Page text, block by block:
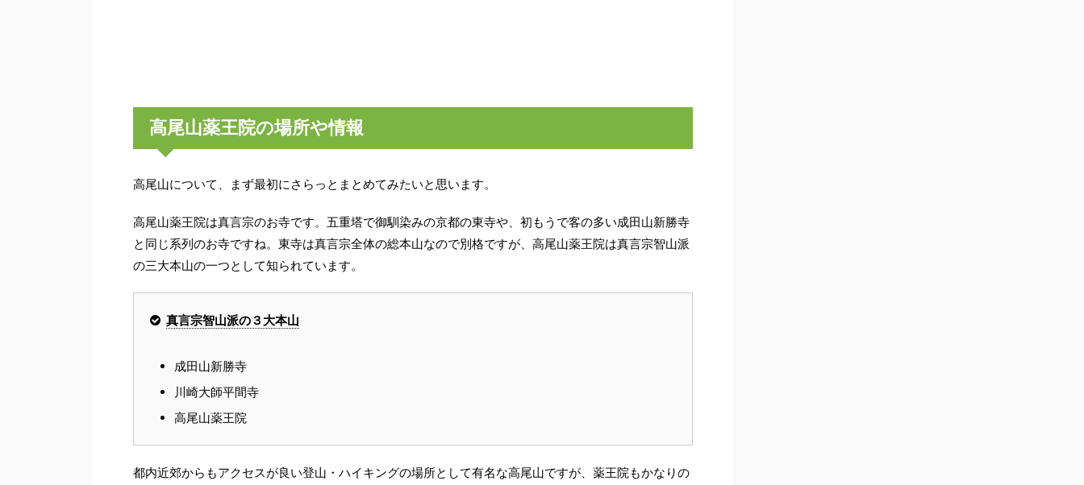
高尾山薬王院の場所や情報
高尾山について、まず最初にさらっとまとめてみたいと思います。
高尾山薬王院は真言宗のお寺です。五重塔で御馴染みの京都の東寺や、初もうで客の多い成田山新勝寺
と同じ系列のお寺ですね。東寺は真言宗全体の総本山なので別格ですが、高尾山薬王院は真言宗智山派
の三大本山の一つとして知られています。
真言宗智山派の３大本山
成田山新勝寺
川崎大師平間寺
高尾山薬王院
都内近郊からもアクセスが良い登山・ハイキングの場所として有名な高尾山ですが、薬王院もかなりの